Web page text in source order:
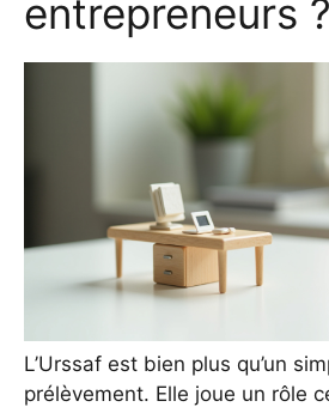
entrepreneurs ?
L’Urssaf est bien plus qu’un
prélèvement. Elle joue un rôle